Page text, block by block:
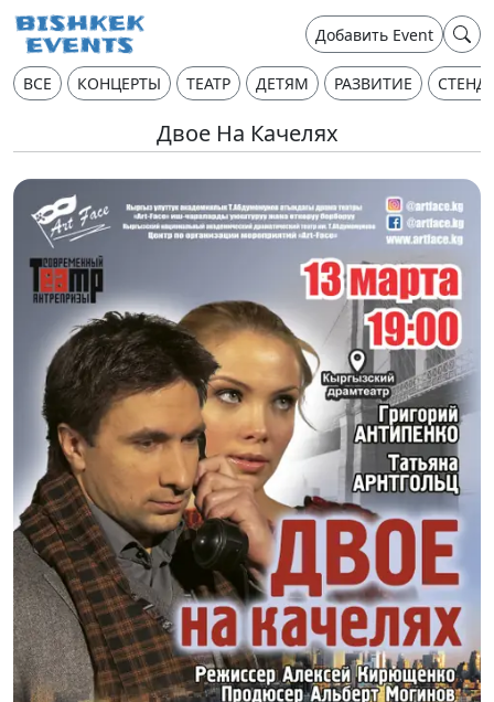
Добавить Event
ВСЕ КОНЦЕРТЫ ТЕАТР ДЕТЯМ РАЗВИТИЕ
Двое На Качелях